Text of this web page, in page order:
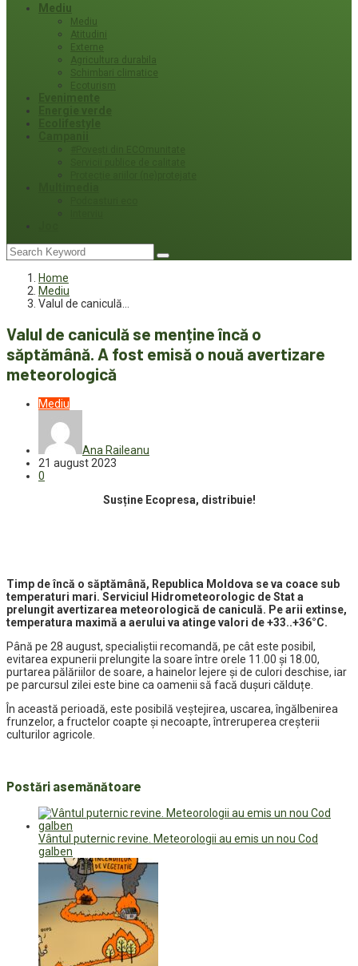
Mediu
Mediu
Atitudini
Externe
Agricultura durabila
Schimbari climatice
Ecoturism
Home
Mediu
Valul de caniculă…
Valul de caniculă se menține încă o
săptămână. A fost emisă o nouă avertizare
meteorologică
Mediu
Ana Raileanu
21 august 2023
0
Susține Ecopresa, distribuie!
Timp de încă o săptămână, Republica Moldova se va coace sub
temperaturi mari. Serviciul Hidrometeorologic de Stat a
prelungit avertizarea meteorologică de caniculă. Pe arii extinse,
temperatura maximă a aerului va atinge valori de +33..+36°C.
Până pe 28 august, specialiștii recomandă, pe cât este posibil,
evitarea expunerii prelungite la soare între orele 11.00 și 18.00,
purtarea pălăriilor de soare, a hainelor lejere și de culori deschise, iar
pe parcursul zilei este bine ca oamenii să facă dușuri călduțe.
În această perioadă, este posibilă veştejirea, uscarea, îngălbenirea
frunzelor, a fructelor coapte şi necoapte, întreruperea creşterii
culturilor agricole.
Postări asemănătoare
Vântul puternic revine. Meteorologii au emis un nou Cod
galben